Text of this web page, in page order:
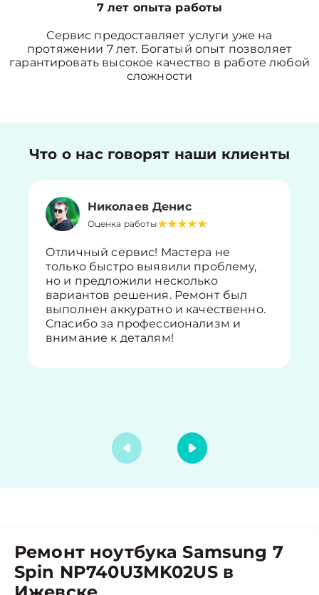
7 лет опыта работы
Сервис предоставляет услуги уже на
протяжении 7 лет. Богатый опыт позволяет
гарантировать высокое качество в работе любой
сложности
Что о нас говорят наши клиенты
Николаев Денис
Оценка работы
Отличный сервис! Мастера не
только быстро выявили проблему,
но и предложили несколько
вариантов решения. Ремонт был
выполнен аккуратно и качественно.
Спасибо за профессионализм и
внимание к деталям!
Ремонт ноутбука Samsung 7
Spin NP740U3MK02US в